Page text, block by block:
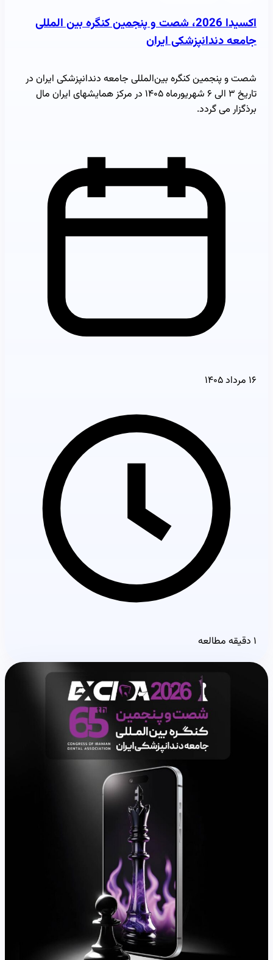
اکسیدا 2026، شصت و پنجمین کنگره بین المللی
جامعه دندانپزشکی ایران
شصت و پنجمین کنگره بین‌المللی جامعه دندانپزشکی ایران در
تاریخ ۳ الی ۶ شهریورماه ۱۴۰۵ در مرکز همایشهای ایران مال
برذگزار می گردد.
۱۶ مرداد ۱۴۰۵
۱ دقیقه مطالعه